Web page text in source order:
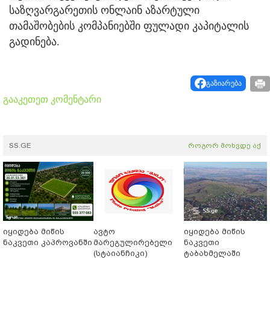
საზღვარგარეთის ონლაინ აზარტული
თამაშობების კომპანიებში ფულადი კაპიტალის
გადინება.
გაზიარება
გააკეთეთ კომენტარი
SS.GE როგორ მოხვდე აქ
იყიდება მიწის
ნაკვეთი კაპროვანში
ავტო
მარეგულირებელი
(სტაიანჩიკი)
იყიდება მიწის
ნაკვეთი
ტაბახმელაში